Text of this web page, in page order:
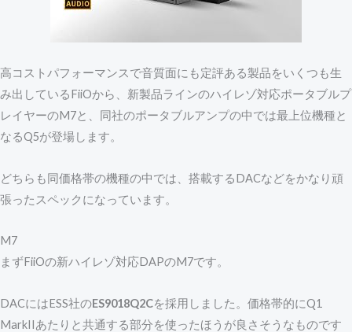
高コストパフォーマンスで音質面にも定評ある製品をいくつも生
み出しているFiiOから、新製品ラインのハイレゾ対応ポータブルプ
レイヤーのM7と、同社のポータブルアンプの中では最上位機種と
なるQ5が登場します。
どちらも同価格帯の機種の中では、搭載するDACなどをかなり頑
張ったスペックになっています。
M7
まずFiiOの新ハイレゾ対応DAPのM7です。
DACにはESS社のES9018Q2Cを採用しました。価格帯的にQ1
MarkIIあたりと共通する部分を使ったほうが良さそうなものです